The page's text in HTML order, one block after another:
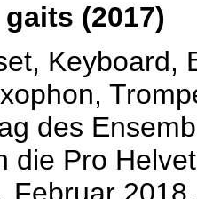
(2017)
Keyboard,
des
die Pro